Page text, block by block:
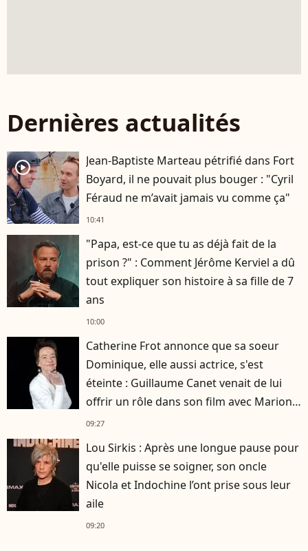
Dernières actualités
player2
Jean-Baptiste Marteau pétrifié dans Fort
Boyard, il ne pouvait plus bouger : "Cyril
Féraud ne m’avait jamais vu comme ça"
10:41
"Papa, est-ce que tu as déjà fait de la
prison ?" : Comment Jérôme Kerviel a dû
tout expliquer son histoire à sa fille de 7
ans
10:00
Catherine Frot annonce que sa soeur
Dominique, elle aussi actrice, s'est
éteinte : Guillaume Canet venait de lui
offrir un rôle dans son film avec Marion
Cotillard
09:27
Lou Sirkis : Après une longue pause pour
qu'elle puisse se soigner, son oncle
Nicola et Indochine l’ont prise sous leur
aile
09:20